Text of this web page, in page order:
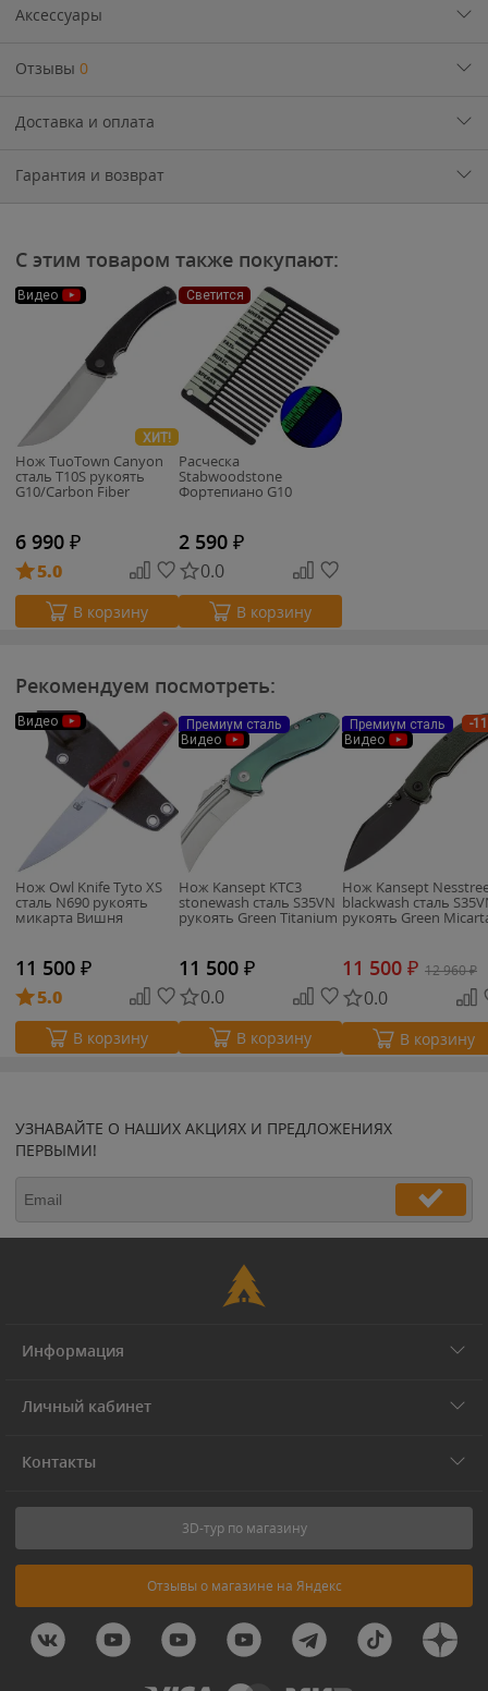
Аксессуары
Отзывы 0
Доставка и оплата
Гарантия и возврат
С этим товаром также покупают:
Видео
ХИТ!
Нож TuoTown Canyon
сталь T10S рукоять
G10/Carbon Fiber
6 990 ₽
5.0
В корзину
Светится
Расческа
Stabwoodstone
Фортепиано G10
2 590 ₽
0.0
В корзину
Рекомендуем посмотреть:
Видео
Нож Owl Knife Tyto XS
сталь N690 рукоять
микарта Вишня
11 500 ₽
5.0
В корзину
Премиум сталь
Видео
Нож Kansept KTC3
stonewash сталь S35VN
рукоять Green Titanium
11 500 ₽
0.0
В корзину
-
Премиум сталь
Видео
Нож Kansept
blackwash сталь
рукоять Green
11 500 ₽ 12 960₽
0.0
В корзину
УЗНАВАЙТЕ О НАШИХ АКЦИЯХ И ПРЕДЛОЖЕНИЯХ
ПЕРВЫМИ!
Информация
Личный кабинет
Контакты
3D-тур по магазину
Отзывы о магазине на Яндекс